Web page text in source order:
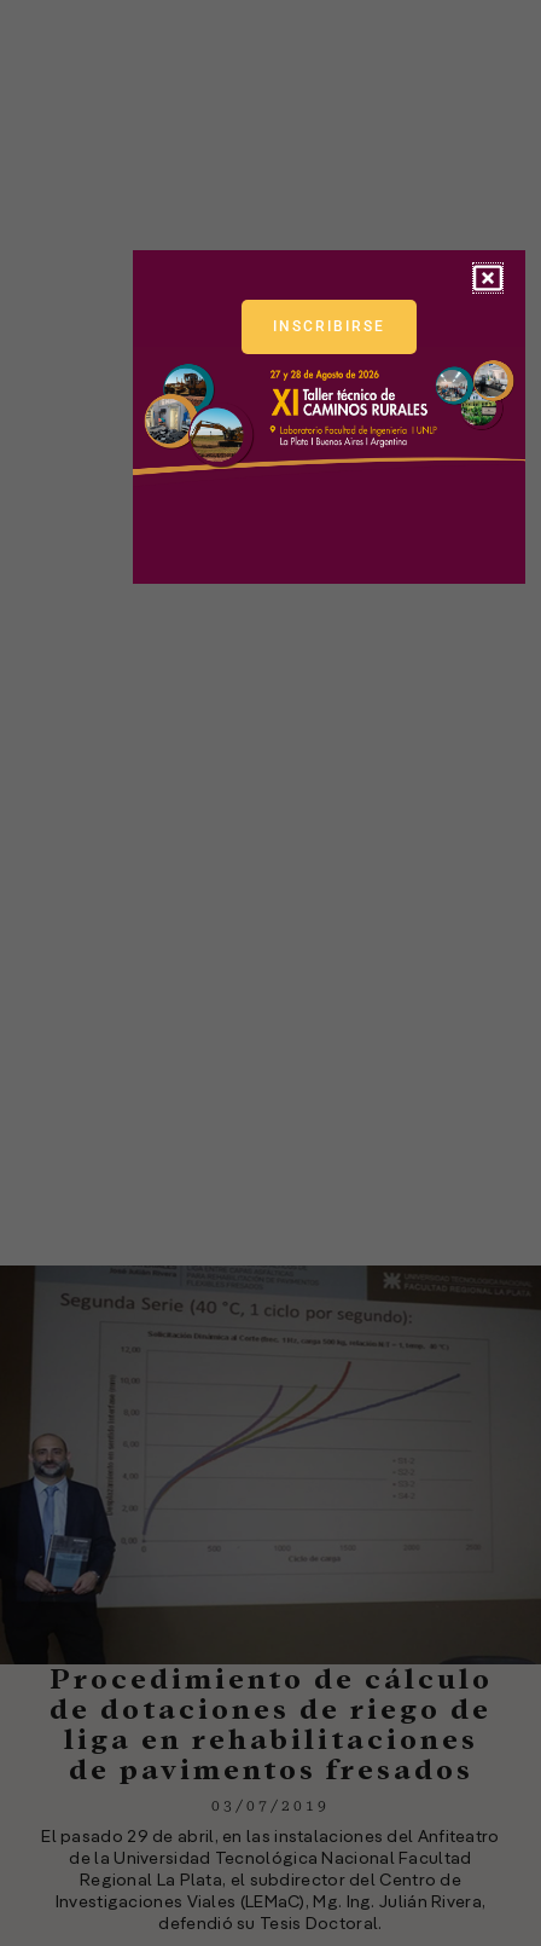
Procedimiento de cálculo
de dotaciones de riego de
liga en rehabilitaciones
de pavimentos fresados
03/07/2019
El pasado 29 de abril, en las instalaciones del Anfiteatro
de la Universidad Tecnológica Nacional Facultad
Regional La Plata, el subdirector del Centro de
Investigaciones Viales (LEMaC), Mg. Ing. Julián Rivera,
defendió su Tesis Doctoral.
INSCRIBIRSE